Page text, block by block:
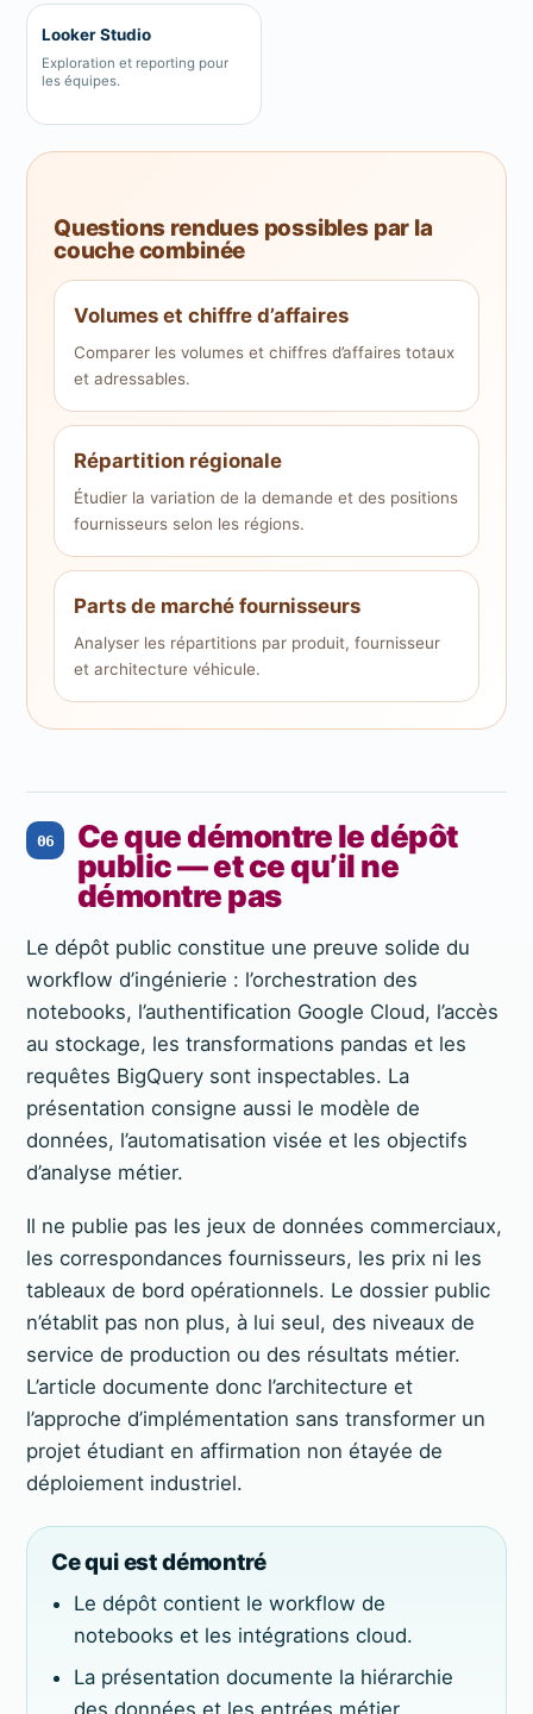
Looker Studio
Exploration et reporting pour
les équipes.
Questions rendues possibles par la
couche combinée
Volumes et chiffre d’affaires
Comparer les volumes et chiffres d’affaires totaux
et adressables.
Répartition régionale
Étudier la variation de la demande et des positions
fournisseurs selon les régions.
Parts de marché fournisseurs
Analyser les répartitions par produit, fournisseur
et architecture véhicule.
06
Ce que démontre le dépôt
public — et ce qu’il ne
démontre pas
Le dépôt public constitue une preuve solide du
workflow d’ingénierie : l’orchestration des
notebooks, l’authentification Google Cloud, l’accès
au stockage, les transformations pandas et les
requêtes BigQuery sont inspectables. La
présentation consigne aussi le modèle de
données, l’automatisation visée et les objectifs
d’analyse métier.
Il ne publie pas les jeux de données commerciaux,
les correspondances fournisseurs, les prix ni les
tableaux de bord opérationnels. Le dossier public
n’établit pas non plus, à lui seul, des niveaux de
service de production ou des résultats métier.
L’article documente donc l’architecture et
l’approche d’implémentation sans transformer un
projet étudiant en affirmation non étayée de
déploiement industriel.
Ce qui est démontré
Le dépôt contient le workflow de
notebooks et les intégrations cloud.
La présentation documente la hiérarchie
des données et les entrées métier.